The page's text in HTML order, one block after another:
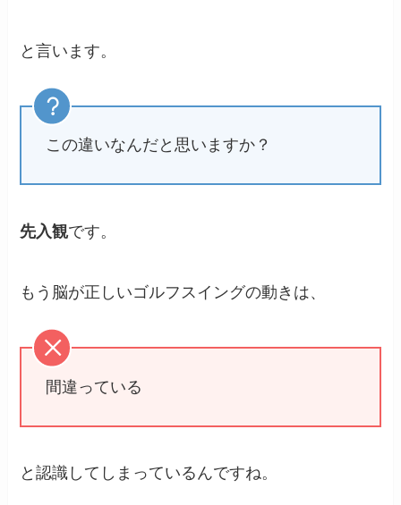
と言います。
この違いなんだと思いますか？
先入観です。
もう脳が正しいゴルフスイングの動きは、
間違っている
と認識してしまっているんですね。